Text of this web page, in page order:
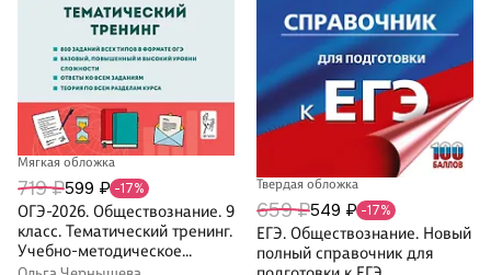
Мягкая обложка
719 ₽599 ₽ -17%
ОГЭ-2026. Обществознание. 9
класс. Тематический тренинг.
Учебно-методическое
пособие
Твердая обложка
659 ₽549 ₽ -17%
ЕГЭ. Обществознание. Новый
полный справочник для